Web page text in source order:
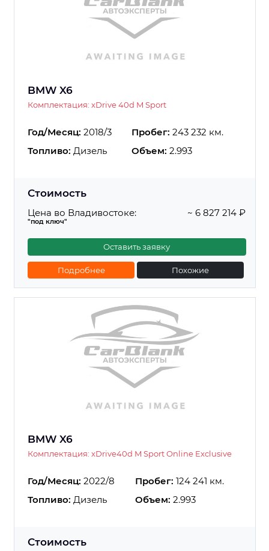
BMW X6
Комплектация: xDrive 40d M Sport
Год/Месяц: 2018/3 Пробег: 243 232 км.
Топливо: Дизель Объем: 2.993
Стоимость
Цена во Владивостоке:
"под ключ"
~ 6 827 214 ₽
Оставить заявку
Подробнее Похожие
BMW X6
Комплектация: xDrive40d M Sport Online Exclusive
Год/Месяц: 2022/8 Пробег: 124 241 км.
Топливо: Дизель Объем: 2.993
Стоимость